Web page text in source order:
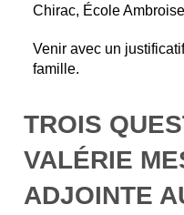
Chirac, École
Venir avec un
famille.
TROIS
VALÉRIE
ADJOINTE